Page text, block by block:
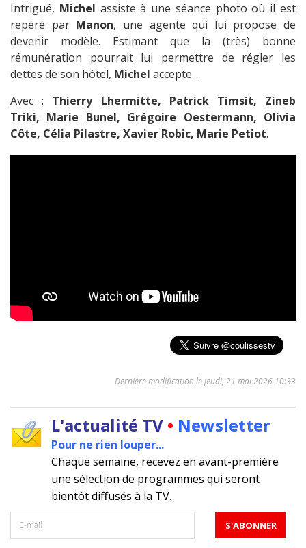
Intrigué, Michel assiste à une séance photo où il est
repéré par Manon, une agente qui lui propose de
devenir modèle. Estimant que la (très) bonne
rémunération pourrait lui permettre de régler les
dettes de son hôtel, Michel accepte...
Avec : Thierry Lhermitte, Patrick Timsit, Zineb
Triki, Marie Bunel, Grégoire Oestermann, Olivia
Côte, Célia Pilastre, Xavier Robic, Marie Petiot.
Dernière modification le jeudi, 21 mai 2026 10:33
L'actualité TV • Newsletter
Pour ne rien louper...
Chaque semaine, recevez en avant-première
une sélection de programmes qui seront
bientôt diffusés à la TV.